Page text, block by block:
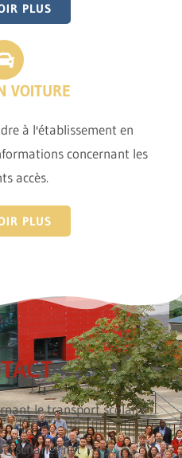
PLUS
VOITURE
à l'établissement en
concernant les
accès.
PLUS
le transport scolaire :